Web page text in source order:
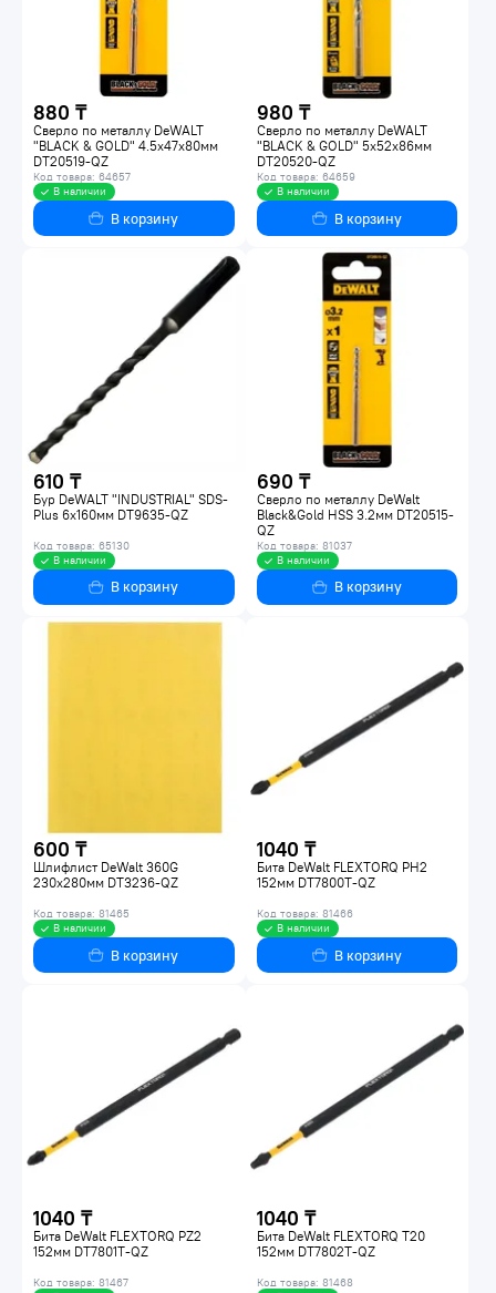
880 ₸
Сверло по металлу DeWALT
"BLACK & GOLD" 4.5х47х80мм
DT20519-QZ
Код товара: 64657
В наличии
В корзину
980 ₸
Сверло по металлу DeWALT
"BLACK & GOLD" 5х52х86мм
DT20520-QZ
Код товара: 64659
В наличии
В корзину
610 ₸
Бур DeWALT "INDUSTRIAL" SDS-
Plus 6х160мм DT9635-QZ
Код товара: 65130
В наличии
В корзину
690 ₸
Сверло по металлу DeWalt
Black&Gold HSS 3.2мм DT20515-
QZ
Код товара: 81037
В наличии
В корзину
600 ₸
Шлифлист DeWalt 360G
230х280мм DT3236-QZ
Код товара: 81465
В наличии
В корзину
1040 ₸
Бита DeWalt FLEXTORQ PH2
152мм DT7800T-QZ
Код товара: 81466
В наличии
В корзину
1040 ₸
Бита DeWalt FLEXTORQ PZ2
152мм DT7801T-QZ
Код товара: 81467
1040 ₸
Бита DeWalt FLEXTORQ T20
152мм DT7802T-QZ
Код товара: 81468